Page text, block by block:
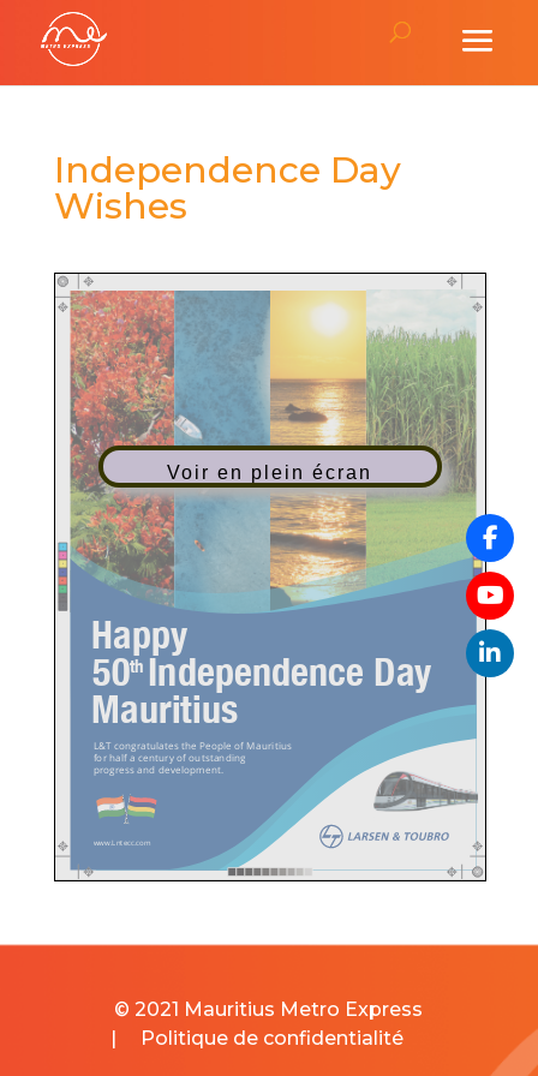
Independence Day
Wishes
Voir en plein écran
© 2021 Mauritius Metro Express
|
Politique de confidentialité